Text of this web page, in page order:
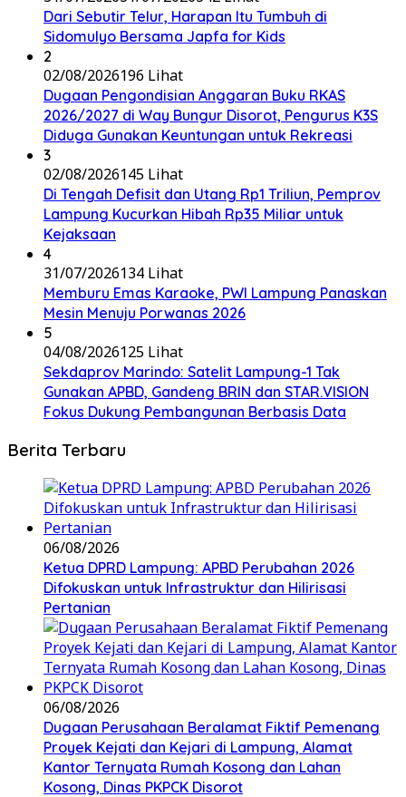
Dari Sebutir Telur, Harapan Itu Tumbuh di
Sidomulyo Bersama Japfa for Kids
2
02/08/2026196 Lihat
Dugaan Pengondisian Anggaran Buku RKAS
2026/2027 di Way Bungur Disorot, Pengurus K3S
Diduga Gunakan Keuntungan untuk Rekreasi
3
02/08/2026145 Lihat
Di Tengah Defisit dan Utang Rp1 Triliun, Pemprov
Lampung Kucurkan Hibah Rp35 Miliar untuk
Kejaksaan
4
31/07/2026134 Lihat
Memburu Emas Karaoke, PWI Lampung Panaskan
Mesin Menuju Porwanas 2026
5
04/08/2026125 Lihat
Sekdaprov Marindo: Satelit Lampung-1 Tak
Gunakan APBD, Gandeng BRIN dan STAR.VISION
Fokus Dukung Pembangunan Berbasis Data
Berita Terbaru
06/08/2026
Ketua DPRD Lampung: APBD Perubahan 2026
Difokuskan untuk Infrastruktur dan Hilirisasi
Pertanian
06/08/2026
Dugaan Perusahaan Beralamat Fiktif Pemenang
Proyek Kejati dan Kejari di Lampung, Alamat
Kantor Ternyata Rumah Kosong dan Lahan
Kosong, Dinas PKPCK Disorot